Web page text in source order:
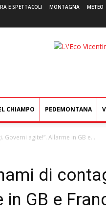
E SPETTACOLI MONTAGNA METEO
L'Eco
CHIAMPO PEDEMONTANA
Governi agite!”. Allarme in GB e...
di
in GB e